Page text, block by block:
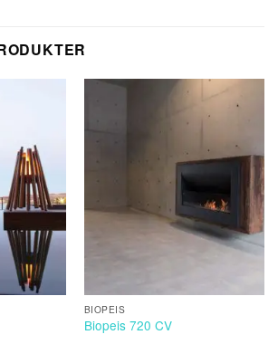
BIOPEIS
Biopeis 720 CV